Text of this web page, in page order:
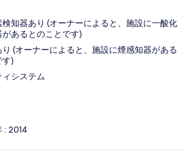
知器あり (オーナーによると、施設に一酸化
あるとのことです)
(オーナーによると、施設に煙感知器がある
す)
システム
: 2014